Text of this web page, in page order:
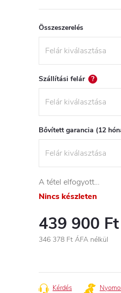
Összeszerelés
Szállítási felár ?
Bővített garancia (12
A tétel elfogyott…
Nincs készleten
439 900 Ft
346 378 Ft ÁFA nélkül
Kérdés